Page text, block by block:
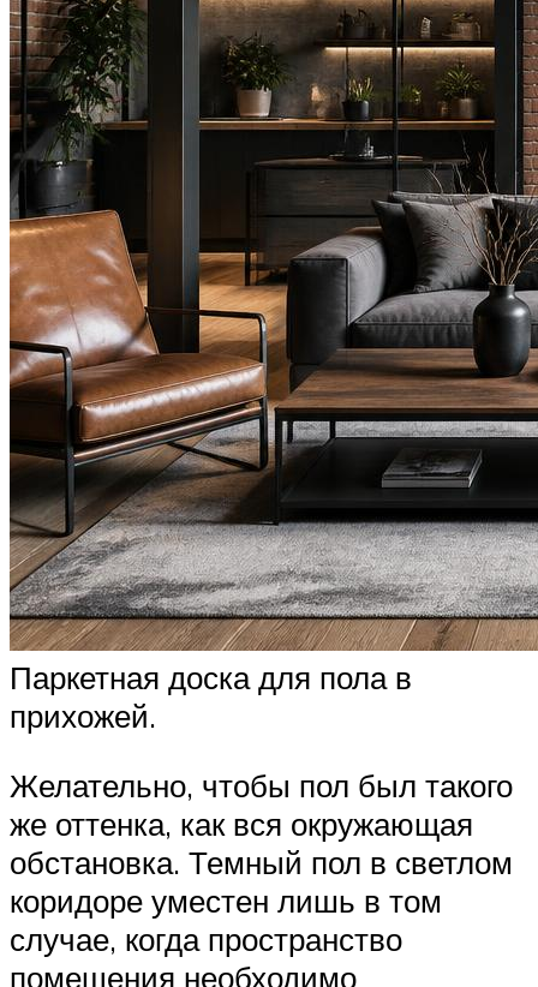
Паркетная доска для пола в
прихожей.
Желательно, чтобы пол был такого
же оттенка, как вся окружающая
обстановка. Темный пол в светлом
коридоре уместен лишь в том
случае, когда пространство
помещения необходимо